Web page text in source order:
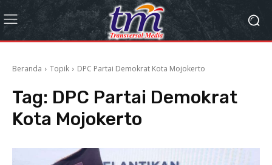
Beranda Topik DPC Partai Demokrat Kota Mojokerto
Tag: DPC Partai Demokrat
Kota Mojokerto